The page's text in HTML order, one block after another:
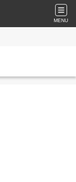
MENU